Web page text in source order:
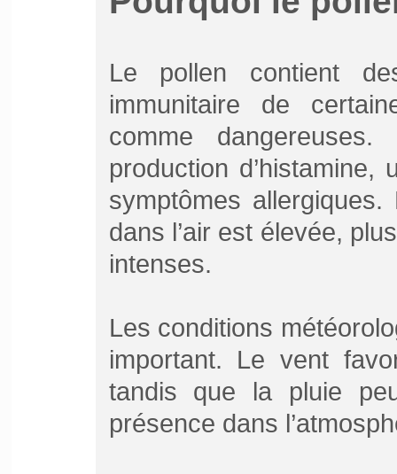
Le pollen contient
immunitaire de
comme
production
symptômes
dans l’air est élevée,
intenses.
Les conditions
important. Le vent
tandis que la pluie
présence dans